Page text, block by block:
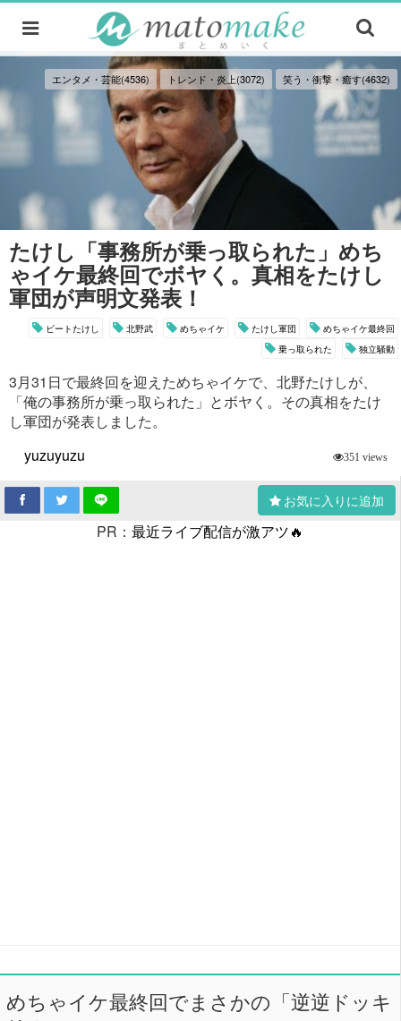
エンタメ・芸能(4536) トレンド・炎上(3072) 笑う・衝撃・癒す(4632)
たけし「事務所が乗っ取られた」めち
ゃイケ最終回でボヤく。真相をたけし
軍団が声明文発表！
ビートたけし 北野武 めちゃイケ たけし軍団
めちゃイケ最終回
乗っ取られた
独立騒動
3月31日で最終回を迎えためちゃイケで、北野たけしが、
「俺の事務所が乗っ取られた」とボヤく。その真相をたけ
し軍団が発表しました。
yuzuyuzu
351 views
お気に入りに追加
PR： 最近ライブ配信が激アツ🔥
めちゃイケ最終回でまさかの「逆逆ドッキ